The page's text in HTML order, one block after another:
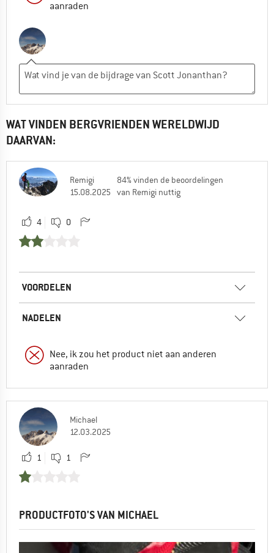
aanraden
WAT VINDEN BERGVRIENDEN WERELDWIJD
DAARVAN:
Remigi
15.08.2025
84% vinden de beoordelingen
van Remigi nuttig
4 0
VOORDELEN
NADELEN
Nee, ik zou het product niet aan anderen
aanraden
Michael
12.03.2025
1 1
PRODUCTFOTO'S VAN MICHAEL